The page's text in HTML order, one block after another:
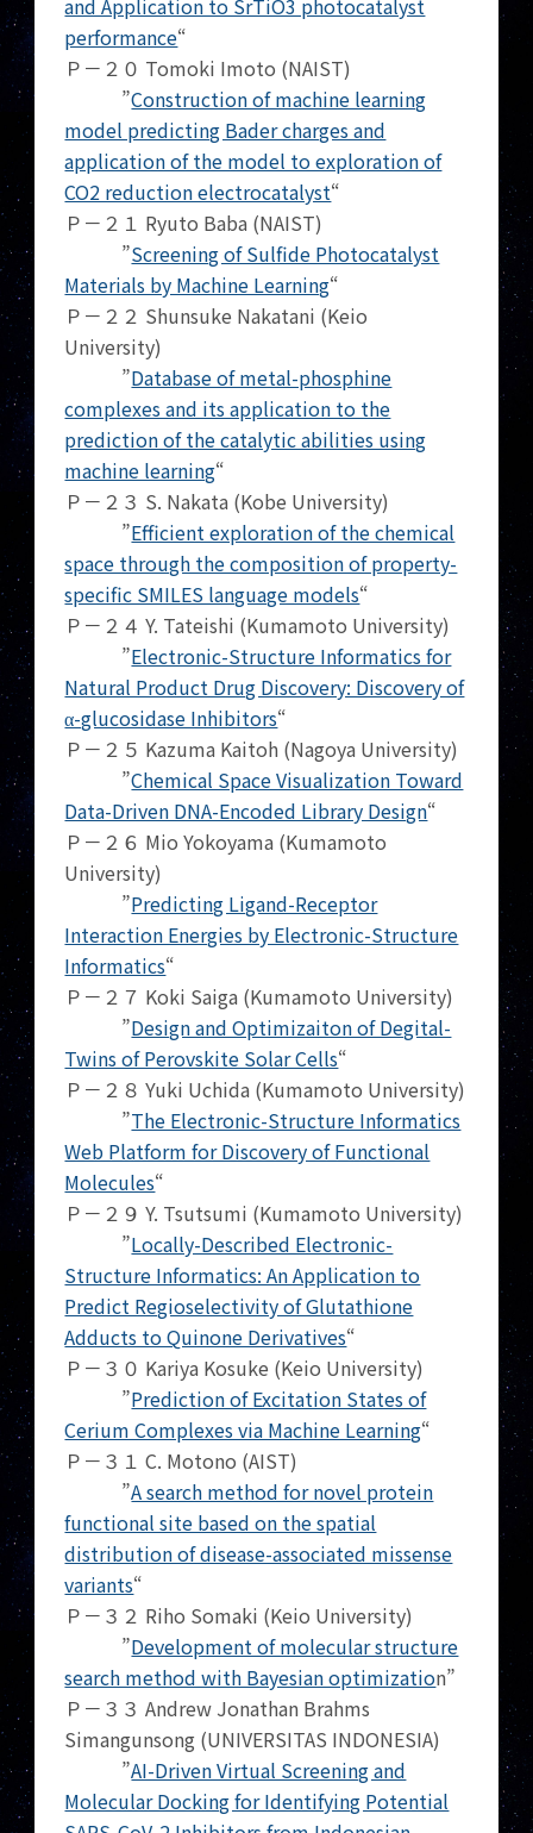
and Application to SrTiO3 photocatalyst
performance“
Ｐ－２０ Tomoki Imoto (NAIST)
”Construction of machine learning
model predicting Bader charges and
application of the model to exploration of
CO2 reduction electrocatalyst“
Ｐ－２１ Ryuto Baba (NAIST)
”Screening of Sulfide Photocatalyst
Materials by Machine Learning“
Ｐ－２２ Shunsuke Nakatani (Keio
University)
”Database of metal-phosphine
complexes and its application to the
prediction of the catalytic abilities using
machine learning“
Ｐ－２３ S. Nakata (Kobe University)
”Efficient exploration of the chemical
space through the composition of property-
specific SMILES language models“
Ｐ－２４ Y. Tateishi (Kumamoto University)
”Electronic-Structure Informatics for
Natural Product Drug Discovery: Discovery of
α-glucosidase Inhibitors“
Ｐ－２５ Kazuma Kaitoh (Nagoya University)
”Chemical Space Visualization Toward
Data-Driven DNA-Encoded Library Design“
Ｐ－２６ Mio Yokoyama (Kumamoto
University)
”Predicting Ligand-Receptor
Interaction Energies by Electronic-Structure
Informatics“
Ｐ－２７ Koki Saiga (Kumamoto University)
”Design and Optimizaiton of Degital-
Twins of Perovskite Solar Cells“
Ｐ－２８ Yuki Uchida (Kumamoto University)
”The Electronic-Structure Informatics
Web Platform for Discovery of Functional
Molecules“
Ｐ－２９ Y. Tsutsumi (Kumamoto University)
”Locally-Described Electronic-
Structure Informatics: An Application to
Predict Regioselectivity of Glutathione
Adducts to Quinone Derivatives“
Ｐ－３０ Kariya Kosuke (Keio University)
”Prediction of Excitation States of
Cerium Complexes via Machine Learning“
Ｐ－３１ C. Motono (AIST)
”A search method for novel protein
functional site based on the spatial
distribution of disease-associated missense
variants“
Ｐ－３２ Riho Somaki (Keio University)
”Development of molecular structure
search method with Bayesian optimization”
Ｐ－３３ Andrew Jonathan Brahms
Simangunsong (UNIVERSITAS INDONESIA)
”AI-Driven Virtual Screening and
Molecular Docking for Identifying Potential